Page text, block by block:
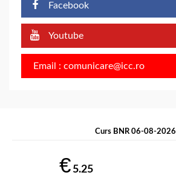
Facebook
Youtube
Email : comunicare@icc.ro
Curs BNR 06-08-2026
€ 5.25